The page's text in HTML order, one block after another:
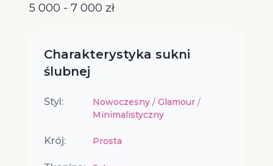
5 000 - 7 000 zł
Charakterystyka sukni
ślubnej
Styl: Nowoczesny / Glamour /
Minimalistyczny
Krój: Prosta